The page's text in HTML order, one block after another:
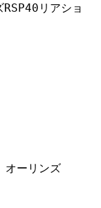
リアショ
ーリンズ